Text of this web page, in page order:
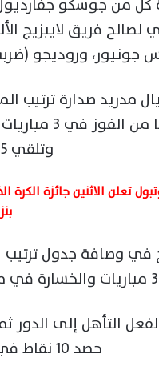
لصالح فريق
وروديجو (ضربة جزاء) في
مدريد صدارة
وتلقي 5 مواجهات.
تعلن الاثنين جائزة الكرة
حصد 10 نقاط في الجولات الماضية.